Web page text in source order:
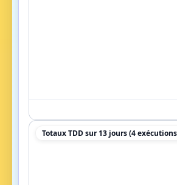
Totaux TDD sur 13 jours (4